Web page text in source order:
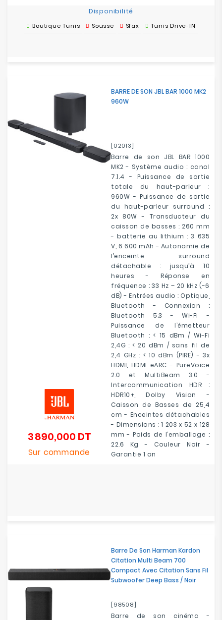
Disponibilité
Boutique Tunis Sousse Sfax Tunis Drive-IN
BARRE DE SON JBL BAR 1000 MK2
960W
[02013]
Barre de son JBL BAR 1000
MK2 - Système audio : canal
7.1.4 - Puissance de sortie
totale du haut-parleur :
960W - Puissance de sortie
du haut-parleur surround :
2x 80W - Transducteur du
caisson de basses : 260 mm
- batterie au lithium : 3 635
V, 6 600 mAh - Autonomie de
l’enceinte surround
détachable : jusqu’à 10
heures - Réponse en
fréquence : 33 Hz – 20 kHz (-6
dB) - Entrées audio : Optique,
Bluetooth - Connexion :
Bluetooth 5.3 - Wi-Fi -
Puissance de l’émetteur
Bluetooth : < 15 dBm / Wi-Fi
2,4G : < 20 dBm / sans fil de
2,4 GHz : < 10 dBm (PIRE) - 3x
HDMI, HDMI eARC - PureVoice
2.0 et MultiBeam 3.0 -
Intercommunication HDR :
HDR10+, Dolby Vision -
Caisson de Basses de 25,4
cm - Enceintes détachables
- Dimensions : 1 203 x 52 x 128
mm - Poids de l’emballage :
22.6 Kg - Couleur Noir -
Garantie 1 an
3 890,000 DTPrix
Sur commande
Barre De Son Harman Kardon
Citation Multi Beam 700
Compact Avec Citation Sans Fil
Subwoofer Deep Bass / Noir
[98508]
Barre de son cinéma -